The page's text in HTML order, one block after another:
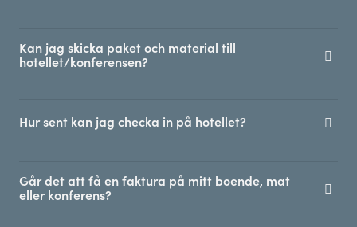
Kan jag skicka paket och material till
hotellet/konferensen?
Hur sent kan jag checka in på hotellet?
Går det att få en faktura på mitt boende, mat
eller konferens?